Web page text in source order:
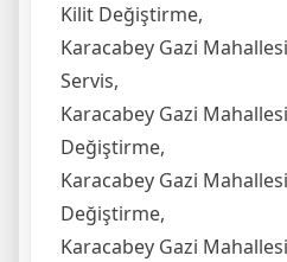
Kilit Değiştirme,
Karacabey Gazi
Servis,
Karacabey Gazi
Değiştirme,
Karacabey Gazi
Değiştirme,
Karacabey Gazi